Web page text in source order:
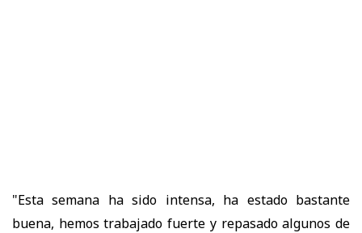
"Esta semana ha sido intensa, ha estado bastante
buena, hemos trabajado fuerte y repasado algunos de